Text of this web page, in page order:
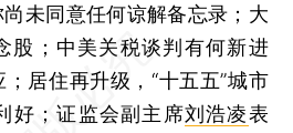
未同意任何谅解备忘录；大
股；中美关税谈判有何新进
居住再升级，“十五五”城市
好；证监会副主席刘浩凌表